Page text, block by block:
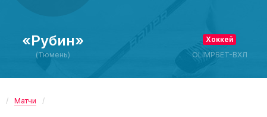
«Рубин»
(Тюмень)
Хоккей
OLIMPBET-ВХЛ
Матчи